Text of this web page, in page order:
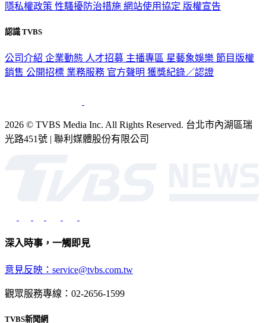
隱私權政策 性騷擾防治措施 網站使用協定 版權宣告
認識 TVBS
公司介紹 企業動態 人才招募 主播專區 星藝象娛樂 節目版權
銷售 公開招標 業務服務 官方聲明 獲獎紀錄／認證
2026 © TVBS Media Inc. All Rights Reserved. 台北市內湖區瑞
光路451號 | 聯利媒體股份有限公司
深入時事，一觸即見
意見反映：service@tvbs.com.tw
觀眾服務專線：02-2656-1599
TVBS新聞網